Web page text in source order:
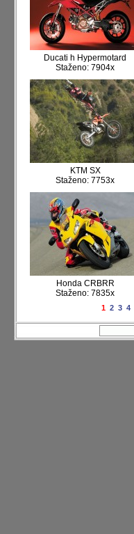
Ducati h Hypermotard
Staženo: 7904x
KTM SX
Staženo: 7753x
Honda CRBRR
Staženo: 7835x
1 2 3 4